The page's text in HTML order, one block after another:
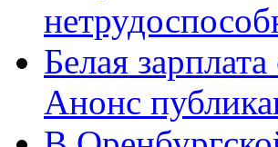
Белая
Анонс